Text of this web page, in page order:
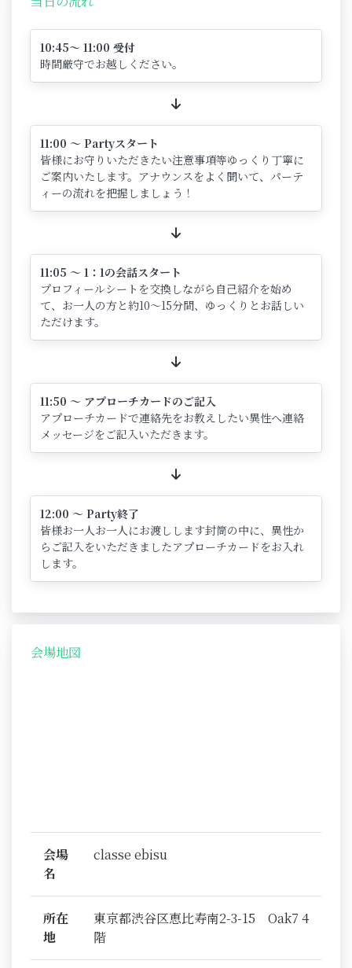
10:45～ 11:00 受付
時間厳守でお越しください。
11:00 ～ Partyスタート
皆様にお守りいただきたい注意事項等ゆっくり丁寧に
ご案内いたします。アナウンスをよく聞いて、パーテ
ィーの流れを把握しましょう！
11:05 ～ 1：1の会話スタート
プロフィールシートを交換しながら自己紹介を始め
て、お一人の方と約10～15分間、ゆっくりとお話しい
ただけます。
11:50 ～ アプローチカードのご記入
アプローチカードで連絡先をお教えしたい異性へ連絡
メッセージをご記入いただきます。
12:00 ～ Party終了
皆様お一人お一人にお渡しします封筒の中に、異性か
らご記入をいただきましたアプローチカードをお入れ
します。
会場地図
会場
名
classe ebisu
所在
地
東京都渋谷区恵比寿南2-3-15 Oak7 4
階